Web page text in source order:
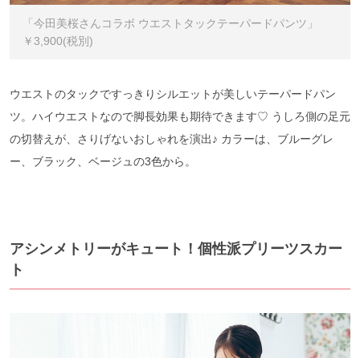
「今田美桜さんコラボ ウエストタックテーパードパンツ」
￥3,900(税別)
ウエストのタックですっきりシルエットが美しいテーパードパン
ツ。ハイウエストなので脚長効果も期待できます♡ うしろ側の足元
の切替えが、さりげないおしゃれを演出♪ カラーは、ブルーグレ
ー、ブラック、ベージュの3色から。
アシンメトリーがキュート！個性派プリーツスカー
ト